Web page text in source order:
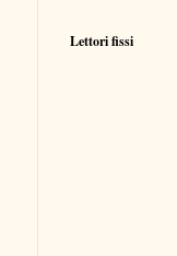
Lettori fissi